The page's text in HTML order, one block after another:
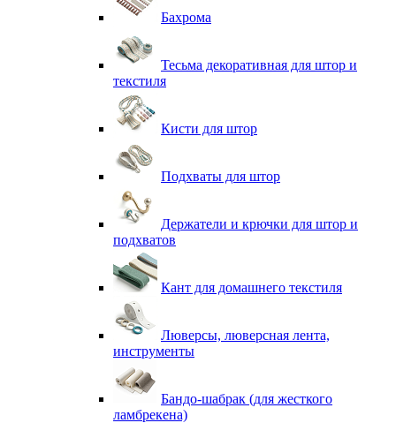
Бахрома
Тесьма декоративная для штор и
текстиля
Кисти для штор
Подхваты для штор
Держатели и крючки для штор и
подхватов
Кант для домашнего текстиля
Люверсы, люверсная лента,
инструменты
Бандо-шабрак (для жесткого
ламбрекена)